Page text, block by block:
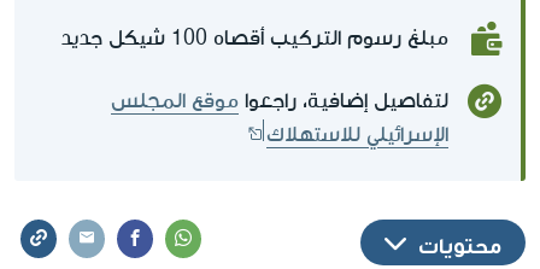
مبلغ رسوم التركيب أقصاه 100 شيكل جديد
لتفاصيل إضافية، راجعوا موقع المجلس
الإسرائيلي للاستهلاك
محتويات